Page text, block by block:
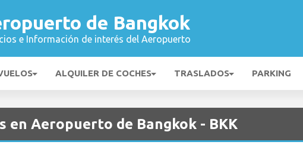
de Bangkok
e Información de interés del Aeropuerto
ALQUILER DE COCHES TRASLADOS PARKING
en Aeropuerto de Bangkok - BKK